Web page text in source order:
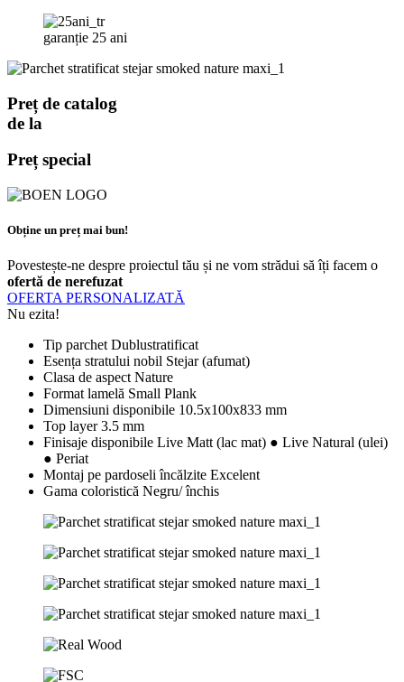
garanție 25 ani
Preț de catalog
de la
Preț special
Obține un preț mai bun!
Povestește-ne despre proiectul tău și ne vom strădui să îți facem o
ofertă de nerefuzat
OFERTA PERSONALIZATĂ
Nu ezita!
Tip parchet Dublustratificat
Esența stratului nobil Stejar (afumat)
Clasa de aspect Nature
Format lamelă Small Plank
Dimensiuni disponibile 10.5x100x833 mm
Top layer3.5 mm
Finisaje disponibile Live Matt (lac mat) ● Live Natural (ulei)
● Periat
Montaj pe pardoseli încălzite Excelent
Gama coloristică Negru/ închis